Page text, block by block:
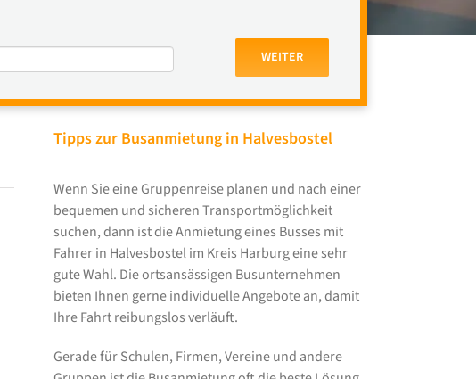
WEITER
Tipps zur Busanmietung in Halvesbostel
Wenn Sie eine Gruppenreise planen und nach einer
bequemen und sicheren Transportmöglichkeit
suchen, dann ist die Anmietung eines Busses mit
Fahrer in Halvesbostel im Kreis Harburg eine sehr
gute Wahl. Die ortsansässigen Busunternehmen
bieten Ihnen gerne individuelle Angebote an, damit
Ihre Fahrt reibungslos verläuft.
Gerade für Schulen, Firmen, Vereine und andere